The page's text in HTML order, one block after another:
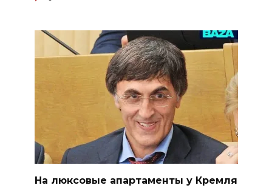
На люксовые апартаменты у Кремля